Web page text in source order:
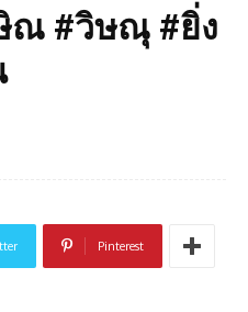
ณ #วิษณุ #ยิ่ง
Pinterest